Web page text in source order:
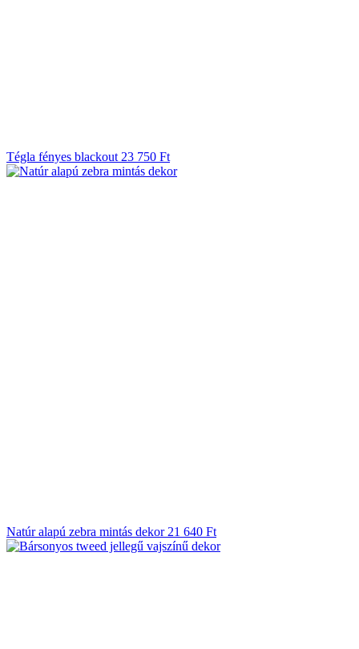
Tégla fényes blackout 23 750 Ft
Natúr alapú zebra mintás dekor 21 640 Ft